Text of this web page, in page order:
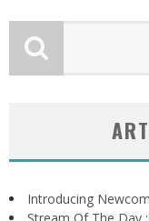
Introducing